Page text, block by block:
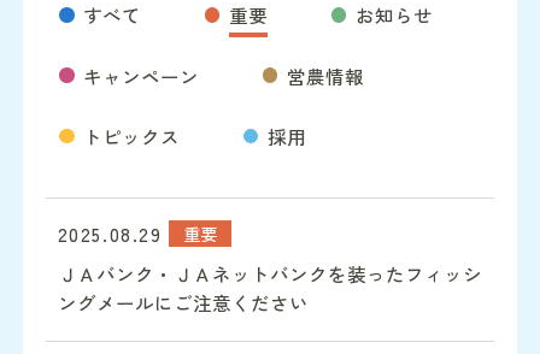
採用情報
JAやすらぎ会館「天照」
すべて 重要 お知らせ
キャンペーン 営農情報
トピックス 採用
2025.08.29 重要
ＪＡバンク・ＪＡネットバンクを装ったフィッシ
ングメールにご注意ください